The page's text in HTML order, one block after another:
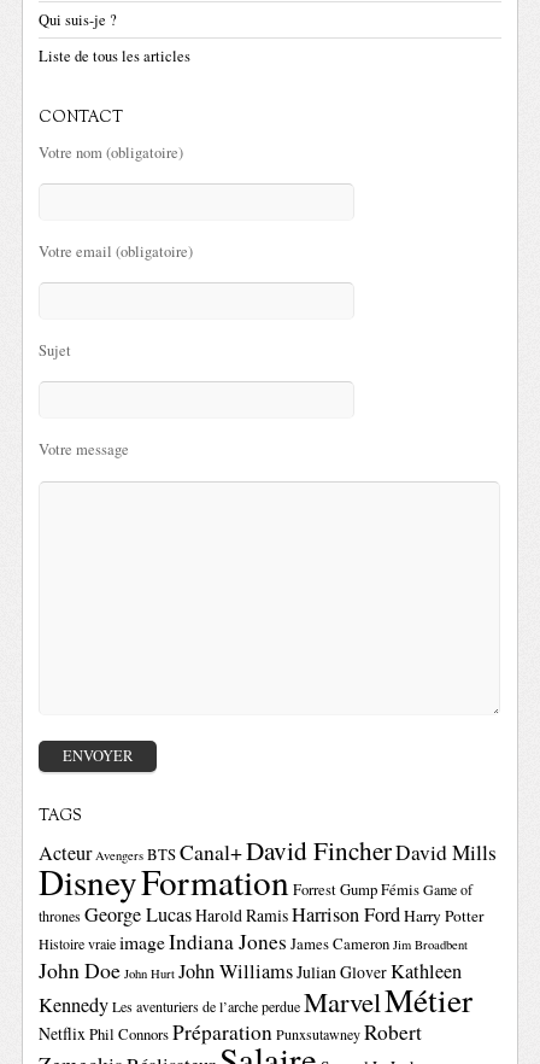
Qui suis-je ?
Liste de tous les articles
CONTACT
Votre nom (obligatoire)
Votre email (obligatoire)
Sujet
Votre message
TAGS
Acteur Avengers BTSCanal+David FincherDavid Mills
DisneyFormation Forrest GumpFémis Game of
thrones George LucasHarold RamisHarrison FordHarry Potter
Histoire vraie imageIndiana Jones James Cameron Jim Broadbent
John Doe John Hurt John WilliamsJulian GloverKathleen
Kennedy Les aventuriers de l’arche perdue MarvelMétier
Netflix Phil ConnorsPréparation Punxsutawney Robert